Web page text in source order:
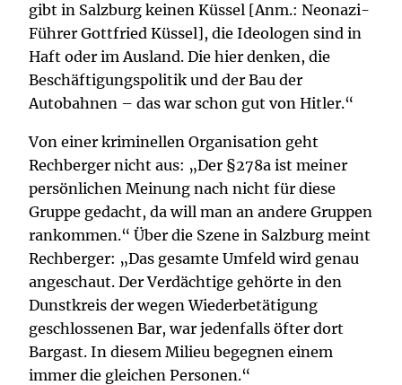
gibt in Salzburg keinen Küssel [Anm.: Neonazi-
Führer Gottfried Küssel], die Ideologen sind in
Haft oder im Ausland. Die hier denken, die
Beschäftigungspolitik und der Bau der
Autobahnen – das war schon gut von Hitler.“
Von einer kriminellen Organisation geht
Rechberger nicht aus: „Der §278a ist meiner
persönlichen Meinung nach nicht für diese
Gruppe gedacht, da will man an andere Gruppen
rankommen.“ Über die Szene in Salzburg meint
Rechberger: „Das gesamte Umfeld wird genau
angeschaut. Der Verdächtige gehörte in den
Dunstkreis der wegen Wiederbetätigung
geschlossenen Bar, war jedenfalls öfter dort
Bargast. In diesem Milieu begegnen einem
immer die gleichen Personen.“